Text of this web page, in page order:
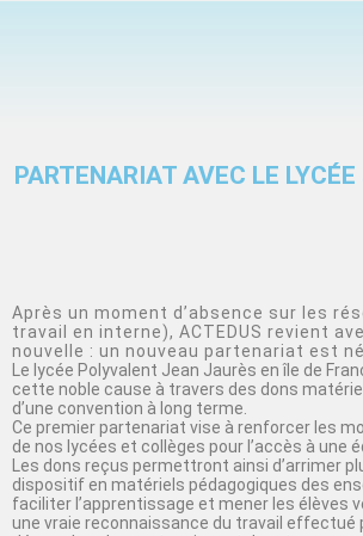
PARTENARIAT AVEC LE
Après un moment d’absence sur les
travail en interne), ACTEDUS revient
nouvelle : un nouveau partenariat est
Le lycée Polyvalent Jean Jaurès en île de
cette noble cause à travers des dons
d’une convention à long terme.
Ce premier partenariat vise à renforcer les
de nos lycées et collèges pour l’accès à une
Les dons reçus permettront ainsi d’arrimer
dispositif en matériels pédagogiques des
faciliter l’apprentissage et mener les élèves
une vraie reconnaissance du travail effectué